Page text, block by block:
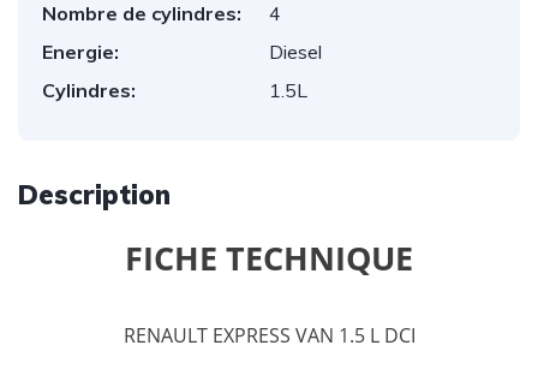
Nombre de cylindres:
4
Energie:
Diesel
Cylindres:
1.5L
Description
FICHE TECHNIQUE
RENAULT EXPRESS VAN 1.5 L DCI